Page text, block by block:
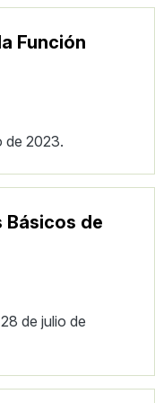
Función
de 2023.
Básicos de
de julio de